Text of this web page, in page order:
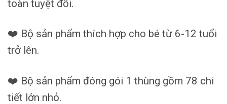
toàn tuyệt đối.
❤️ Bộ sản phẩm thích hợp cho bé từ 6-12 tuổi
trở lên.
❤️ Bộ sản phẩm đóng gói 1 thùng gồm 78 chi
tiết lớn nhỏ.